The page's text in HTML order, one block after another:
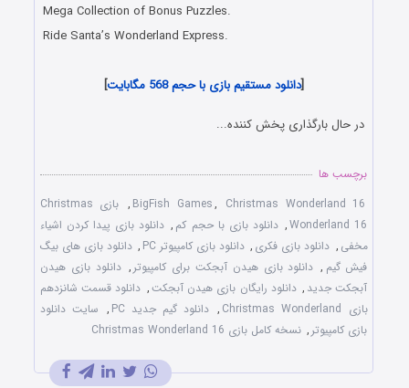
Mega Collection of Bonus Puzzles.
Ride Santa’s Wonderland Express.
[دانلود مستقیم بازی با حجم 568 مگابایت ]
در حال بارگذاری پخش کننده...
برچسب ها
BigFish Games, Christmas Wonderland 16
,
بازی Christmas
Wonderland 16
, دانلود بازی با حجم کم , دانلود بازی پيدا کردن اشياء
مخفی , دانلود بازی فکری , دانلود بازی کامپيوتر PC , دانلود بازی های بيگ
فيش گيم , دانلود بازی هيدن آبجکت برای کامپیوتر , دانلود بازی هيدن
آبجکت جديد , دانلود رایگان بازی هيدن آبجکت, دانلود قسمت شانزدهم
بازی Christmas Wonderland
, دانلود گيم جديد PC , سايت دانلود
بازی کامپيوتر , نسخه کامل بازی Christmas Wonderland 16